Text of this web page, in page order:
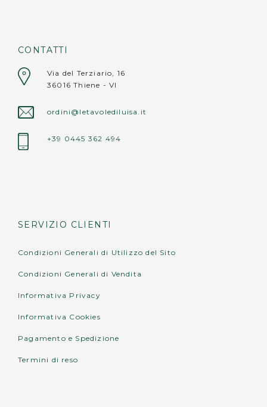
Ondulato: 39x30 cm
Avvertenze:
• non appoggiare oggetti roventi (pentole,
teiere, caffettiere calde) direttamente sulla
superficie.
CONTATTI
Via del Terziario, 16
36016 Thiene - VI
ordini@letavolediluisa.it
+39 0445 362 494
SERVIZIO CLIENTI
Condizioni Generali di Utilizzo del Sito
Condizioni Generali di Vendita
Informativa Privacy
Informativa Cookies
Pagamento e Spedizione
Termini di reso